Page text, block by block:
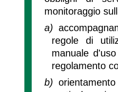
monitoraggio
a)
regole di
manuale
regolamento
b)